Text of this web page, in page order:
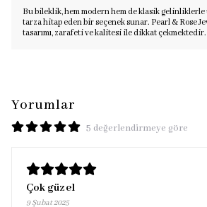
Bu bileklik, hem modern hem de klasik gelinliklerle
tarza hitap eden bir seçenek sunar. Pearl & Rose
tasarımı, zarafeti ve kalitesi ile dikkat çekmektedir.
Yorumlar
5 değerlendirmeye göre
Çok güzel
9 Şubat 2025